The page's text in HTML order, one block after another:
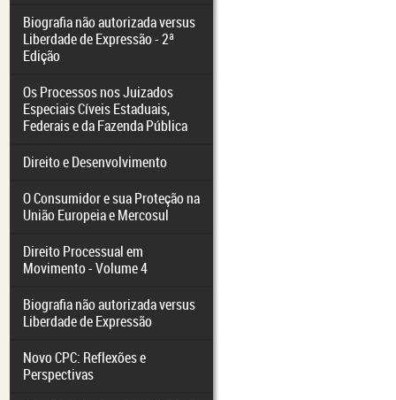
Biografia não autorizada versus
Liberdade de Expressão - 2ª
Edição
Os Processos nos Juizados
Especiais Cíveis Estaduais,
Federais e da Fazenda Pública
Direito e Desenvolvimento
O Consumidor e sua Proteção na
União Europeia e Mercosul
Direito Processual em
Movimento - Volume 4
Biografia não autorizada versus
Liberdade de Expressão
Novo CPC: Reflexões e
Perspectivas